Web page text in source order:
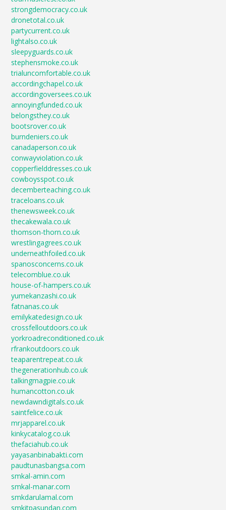
strongdemocracy.co.uk
dronetotal.co.uk
partycurrent.co.uk
lightalso.co.uk
sleepyguards.co.uk
stephensmoke.co.uk
trialuncomfortable.co.uk
accordingchapel.co.uk
accordingoversees.co.uk
annoyingfunded.co.uk
belongsthey.co.uk
bootsrover.co.uk
burndeniers.co.uk
canadaperson.co.uk
conwayviolation.co.uk
copperfielddresses.co.uk
cowboysspot.co.uk
decemberteaching.co.uk
traceloans.co.uk
thenewsweek.co.uk
thecakewala.co.uk
thomson-thorn.co.uk
wrestlingagrees.co.uk
underneathfoiled.co.uk
spanosconcerns.co.uk
telecomblue.co.uk
house-of-hampers.co.uk
yumekanzashi.co.uk
fatnanas.co.uk
emilykatedesign.co.uk
crossfelloutdoors.co.uk
yorkroadreconditioned.co.uk
rfrankoutdoors.co.uk
teaparentrepeat.co.uk
thegenerationhub.co.uk
talkingmagpie.co.uk
humancotton.co.uk
newdawndigitals.co.uk
saintfelice.co.uk
mrjapparel.co.uk
kinkycatalog.co.uk
thefaciahub.co.uk
yayasanbinabakti.com
paudtunasbangsa.com
smkal-amin.com
smkal-manar.com
smkdarulamal.com
smkitpasundan.com